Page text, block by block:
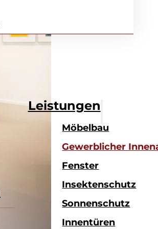
Leistungen
Möbelbau
Gewerblicher
Fenster
Insektenschutz
Sonnenschutz
Innentüren